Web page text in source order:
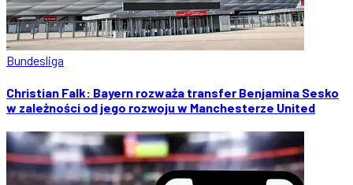
Bundesliga
Christian Falk: Bayern rozważa transfer Benjamina Sesko
w zależności od jego rozwoju w Manchesterze United